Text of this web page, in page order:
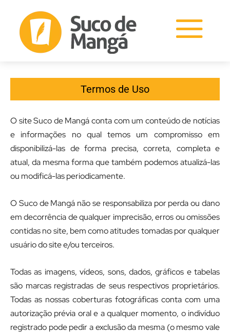
Termos de Uso
O site Suco de Mangá conta com um conteúdo de notícias
e informações no qual temos um compromisso em
disponibilizá-las de forma precisa, correta, completa e
atual, da mesma forma que também podemos atualizá-las
ou modificá-las periodicamente.
O Suco de Mangá não se responsabiliza por perda ou dano
em decorrência de qualquer imprecisão, erros ou omissões
contidas no site, bem como atitudes tomadas por qualquer
usuário do site e/ou terceiros.
Todas as imagens, vídeos, sons, dados, gráficos e tabelas
são marcas registradas de seus respectivos proprietários.
Todas as nossas coberturas fotográficas conta com uma
autorização prévia oral e a qualquer momento, o indivíduo
registrado pode pedir a exclusão da mesma (o mesmo vale